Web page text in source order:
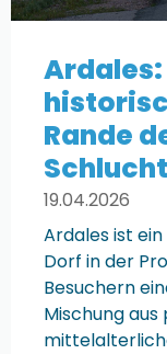
Ardales:
Rande
Schlucht
19.04.2026
Ardales ist
Dorf in der
Besuchern
Mischung